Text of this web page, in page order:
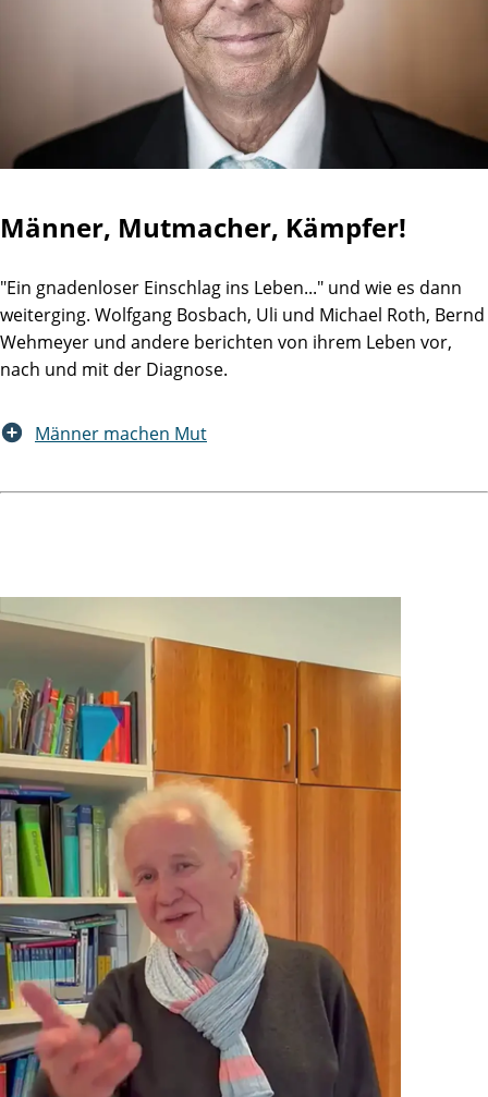
Männer, Mutmacher, Kämpfer!
"Ein gnadenloser Einschlag ins Leben..." und wie es dann
weiterging. Wolfgang Bosbach, Uli und Michael Roth, Bernd
Wehmeyer und andere berichten von ihrem Leben vor,
nach und mit der Diagnose.
Männer machen Mut